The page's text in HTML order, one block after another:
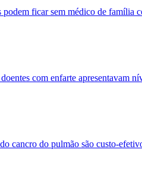
ficar sem médico de família
com enfarte apresentavam
cancro do pulmão são custo-